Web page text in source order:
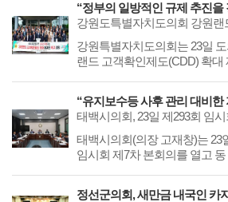
강원특별자치도의회는 23일
랜드 고객확인제도(CDD) 확대
태백시의회, 23일 제293회 임
태백시의회(의장 고재창)는 23
임시회 제7차 본회의를 열고